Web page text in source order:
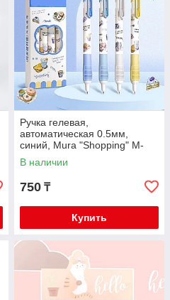
Ручка гелевая,
автоматическая 0.5мм,
синий, Mura "Shopping" M-
8956
В наличии
750 ₸
Купить